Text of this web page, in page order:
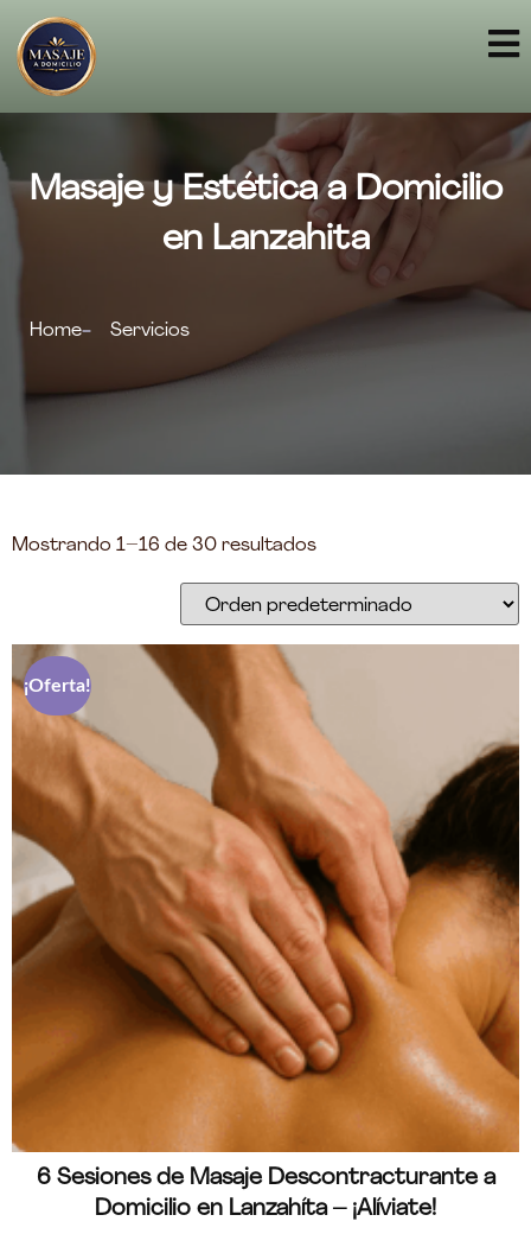
Masaje y Estética a Domicilio
en Lanzahita
Home Servicios
Mostrando 1–16 de 30 resultados
¡Oferta!
6 Sesiones de Masaje Descontracturante a
Domicilio en Lanzahíta – ¡Alíviate!